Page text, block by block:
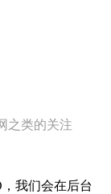
之类的关注
我们会在后台